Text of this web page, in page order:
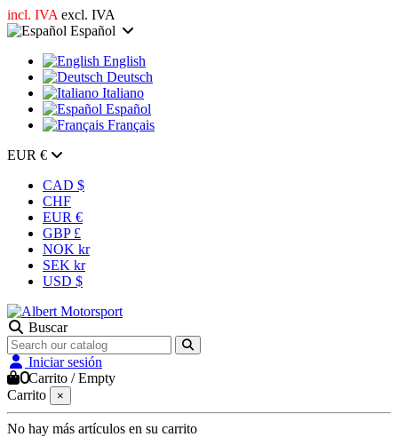
incl. IVA excl. IVA
Español
English
Deutsch
Italiano
Español
Français
EUR €
CAD $
CHF
EUR €
GBP £
NOK kr
SEK kr
USD $
Buscar
Iniciar sesión
0Carrito /Empty
Carrito
×
No hay más artículos en su carrito